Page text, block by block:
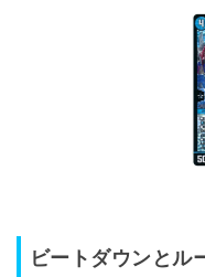
ビートダウンとル